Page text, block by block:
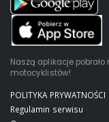
Naszą aplikacje
motocyklistów!
POLITYKA PRYWATNOŚCI
Regulamin serwisu